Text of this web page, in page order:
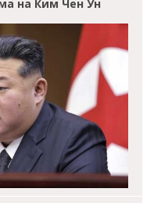
на Ким Чен Ун